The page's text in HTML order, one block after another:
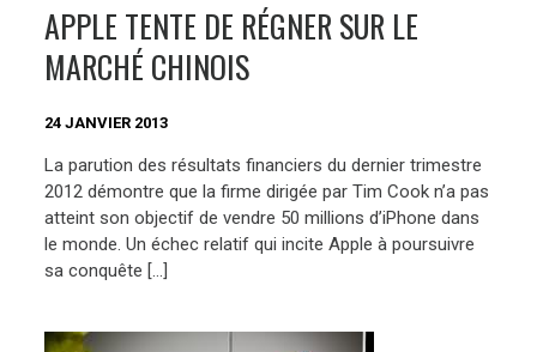
APPLE TENTE DE RÉGNER SUR LE
MARCHÉ CHINOIS
24 JANVIER 2013
La parution des résultats financiers du dernier trimestre
2012 démontre que la firme dirigée par Tim Cook n’a pas
atteint son objectif de vendre 50 millions d’iPhone dans
le monde. Un échec relatif qui incite Apple à poursuivre
sa conquête […]